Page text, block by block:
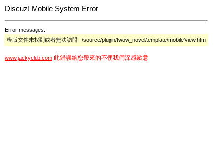
Discuz! Mobile System Error
Error messages:
模版文件未找到或者無法訪問: ./source/plugin/twow_novel/template/mobile/view.htm
www.jackyclub.com 此錯誤給您帶來的不便我們深感歉意